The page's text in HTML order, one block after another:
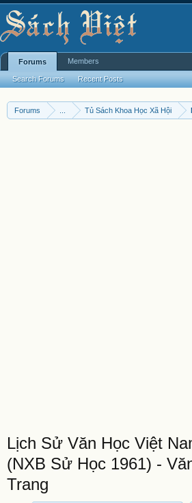
Forums Tủ Sách Khoa Học Xã Hội
Lịch Sử Văn Học Việt
(NXB Sử Học 1961) -
Trang
Forums
Search Forums Recent Posts
Members